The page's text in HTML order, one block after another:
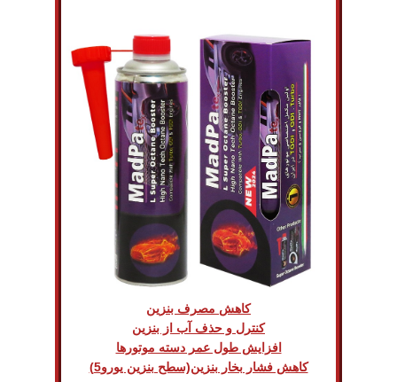
کاهش مصرف بنزین
کنترل و حذف آب از بنزین
افزایش طول عمر دسته موتورها
کاهش فشار بخار بنزین(سطح بنزین یورو5)